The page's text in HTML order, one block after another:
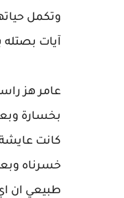
وتكمل
آيات بصتله
عامر هز
بخسارة
كانت
خسرناه
طبيعي ان